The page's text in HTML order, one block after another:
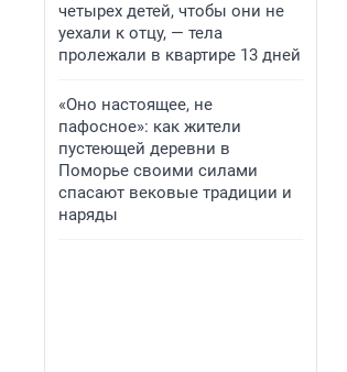
четырех детей, чтобы они не
уехали к отцу, — тела
пролежали в квартире 13 дней
«Оно настоящее, не
пафосное»: как жители
пустеющей деревни в
Поморье своими силами
спасают вековые традиции и
наряды